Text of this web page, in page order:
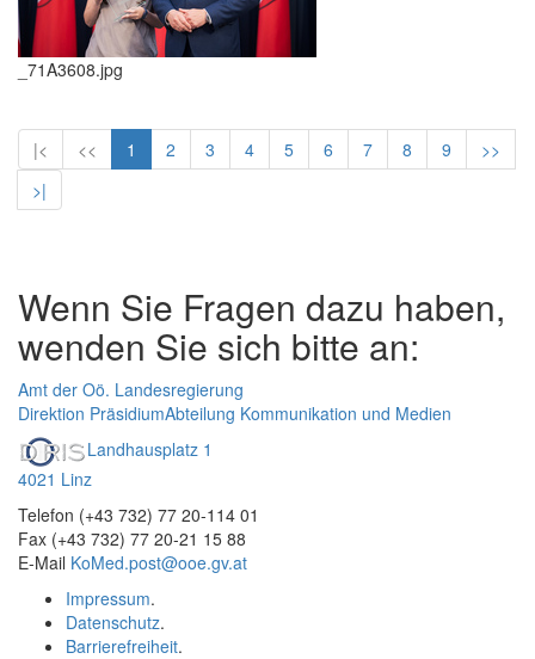
_71A3608.jpg
|< << 1 2 3 4 5 6 7 8 9
>>
>|
Wenn Sie Fragen dazu haben,
wenden Sie sich bitte an:
Amt der Oö. Landesregierung
Direktion PräsidiumAbteilung Kommunikation und Medien
Landhausplatz 1
4021 Linz
Telefon (+43 732) 77 20-114 01
Fax (+43 732) 77 20-21 15 88
E-Mail KoMed.post@ooe.gv.at
Impressum.
Datenschutz.
Barrierefreiheit.